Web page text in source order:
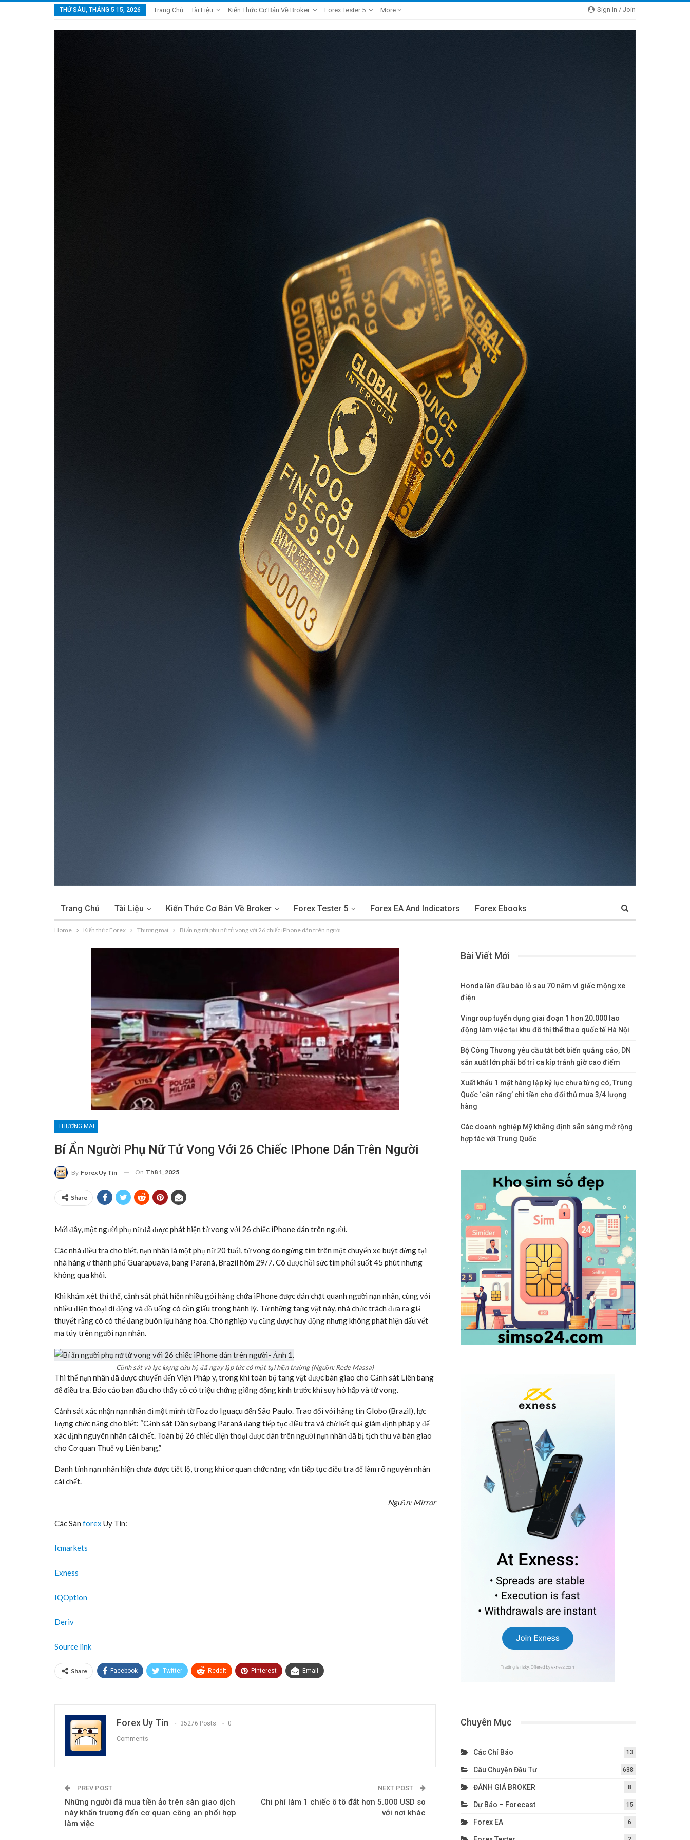
Sign In / Join
THỨ SÁU, THÁNG 5 15, 2026 Trang Chủ Tài Liệu Kiến Thức Cơ Bản Về Broker Forex Tester 5 More
Trang Chủ Tài Liệu Kiến Thức Cơ Bản Về Broker Forex Tester 5 Forex EA And Indicators Forex Ebooks
Home Kiến thức Forex Thương mại Bí ẩn người phụ nữ tử vong với 26 chiếc iPhone dán trên người
THƯƠNG MẠI
Bí Ẩn Người Phụ Nữ Tử Vong Với 26 Chiếc IPhone Dán Trên Người
By Forex Uy Tín On Th8 1, 2025
Share
Mới đây, một người phụ nữ đã được phát hiện tử vong với 26 chiếc iPhone dán trên người.
Các nhà điều tra cho biết, nạn nhân là một phụ nữ 20 tuổi, tử vong do ngừng tim trên một chuyến xe buýt dừng tại
nhà hàng ở thành phố Guarapuava, bang Paraná, Brazil hôm 29/7. Cô được hồi sức tim phổi suốt 45 phút nhưng
không qua khỏi.
Khi khám xét thi thể, cảnh sát phát hiện nhiều gói hàng chứa iPhone được dán chặt quanh người nạn nhân, cùng với
nhiều điện thoại di động và đồ uống có cồn giấu trong hành lý. Từ những tang vật này, nhà chức trách đưa ra giả
thuyết rằng cô có thể đang buôn lậu hàng hóa. Chó nghiệp vụ cũng được huy động nhưng không phát hiện dấu vết
ma túy trên người nạn nhân.
Cảnh sát và lực lượng cứu hộ đã ngay lập tức có mặt tại hiện trường (Nguồn: Rede Massa)
Thi thể nạn nhân đã được chuyển đến Viện Pháp y, trong khi toàn bộ tang vật được bàn giao cho Cảnh sát Liên bang
để điều tra. Báo cáo ban đầu cho thấy cô có triệu chứng giống động kinh trước khi suy hô hấp và tử vong.
Cảnh sát xác nhận nạn nhân đi một mình từ Foz do Iguaçu đến São Paulo. Trao đổi với hãng tin Globo (Brazil), lực
lượng chức năng cho biết: “Cảnh sát Dân sự bang Paraná đang tiếp tục điều tra và chờ kết quả giám định pháp y để
xác định nguyên nhân cái chết. Toàn bộ 26 chiếc điện thoại được dán trên người nạn nhân đã bị tịch thu và bàn giao
cho Cơ quan Thuế vụ Liên bang.”
Danh tính nạn nhân hiện chưa được tiết lộ, trong khi cơ quan chức năng vẫn tiếp tục điều tra để làm rõ nguyên nhân
cái chết.
Nguồn: Mirror
Các Sàn forex Uy Tín:
Icmarkets
Exness
IQOption
Deriv
Source link
Share Facebook Twitter ReddIt Pinterest Email
Forex Uy Tín 35276 Posts 0
Comments
PREV POST
Những người đã mua tiền ảo trên sàn giao dịch
này khẩn trương đến cơ quan công an phối hợp
làm việc
NEXT POST
Chi phí làm 1 chiếc ô tô đắt hơn 5.000 USD so
với nơi khác
Bài Viết Mới
Honda lần đầu báo lỗ sau 70 năm vì giấc mộng xe
điện
Vingroup tuyển dụng giai đoạn 1 hơn 20.000 lao
động làm việc tại khu đô thị thể thao quốc tế Hà Nội
Bộ Công Thương yêu cầu tắt bớt biển quảng cáo, DN
sản xuất lớn phải bố trí ca kíp tránh giờ cao điểm
Xuất khẩu 1 mặt hàng lập kỷ lục chưa từng có, Trung
Quốc ‘cắn răng’ chi tiền cho đối thủ mua 3/4 lượng
hàng
Các doanh nghiệp Mỹ khẳng định sẵn sàng mở rộng
hợp tác với Trung Quốc
Chuyên Mục
Các Chỉ Báo 13
Câu Chuyện Đầu Tư 638
ĐÁNH GIÁ BROKER 8
Dự Báo – Forecast 15
Forex EA 6